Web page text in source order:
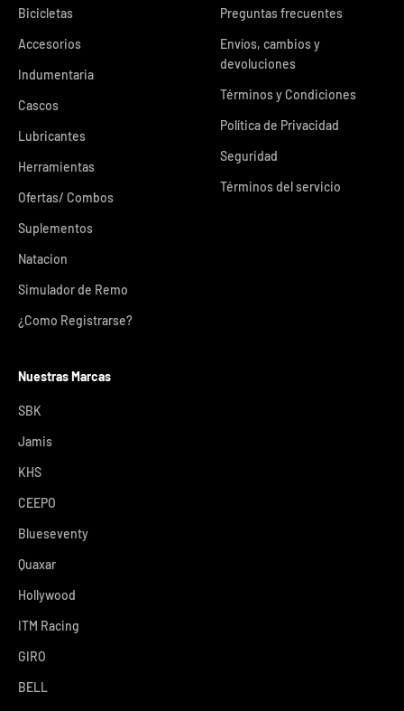
Bicicletas
Accesorios
Indumentaria
Cascos
Lubricantes
Herramientas
Ofertas/ Combos
Suplementos
Natacion
Simulador de Remo
¿Como Registrarse?
Preguntas frecuentes
Envíos, cambios y
devoluciones
Términos y Condiciones
Política de Privacidad
Seguridad
Términos del servicio
Nuestras Marcas
SBK
Jamis
KHS
CEEPO
Blueseventy
Quaxar
Hollywood
ITM Racing
GIRO
BELL